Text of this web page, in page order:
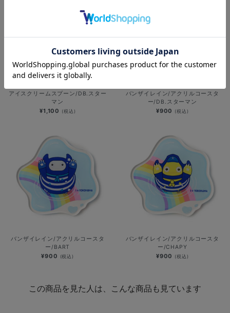
アイスクリームスプーン/DB.スター
マン
¥1,100 (税込)
バンザイレイン/アクリルコースタ
ー/DB.スターマン
¥900 (税込)
バンザイレイン/アクリルコースタ
ー/BART
¥900 (税込)
バンザイレイン/アクリルコースタ
ー/CHAPY
¥900 (税込)
この商品を見た人は、こんな商品も見ています